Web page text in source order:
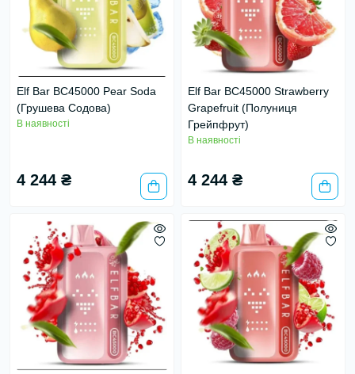
Elf Bar BC45000 Pear Soda
(Грушева Содова)
В наявності
4 244 ₴
Elf Bar BC45000 Strawberry
Grapefruit (Полуниця
Грейпфрут)
В наявності
4 244 ₴